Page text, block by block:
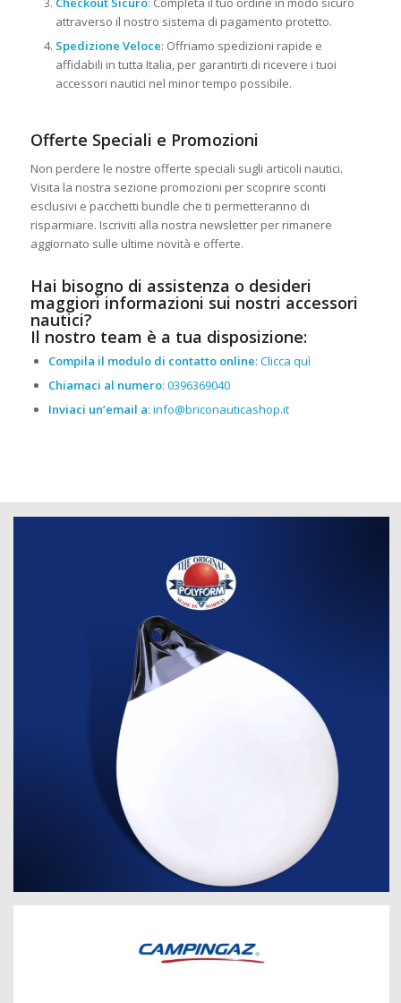
attraverso il nostro sistema di pagamento protetto.
Spedizione Veloce: Offriamo spedizioni rapide e
affidabili in tutta Italia, per garantirti di ricevere i tuoi
accessori nautici nel minor tempo possibile.
Offerte Speciali e Promozioni
Non perdere le nostre offerte speciali sugli articoli nautici.
Visita la nostra sezione promozioni per scoprire sconti
esclusivi e pacchetti bundle che ti permetteranno di
risparmiare. Iscriviti alla nostra newsletter per rimanere
aggiornato sulle ultime novità e offerte.
Hai bisogno di assistenza o desideri
maggiori informazioni sui nostri accessori
nautici?
Il nostro team è a tua disposizione:
Compila il modulo di contatto online: Clicca quì
Chiamaci al numero: 0396369040
Inviaci un’email a: info@briconauticashop.it